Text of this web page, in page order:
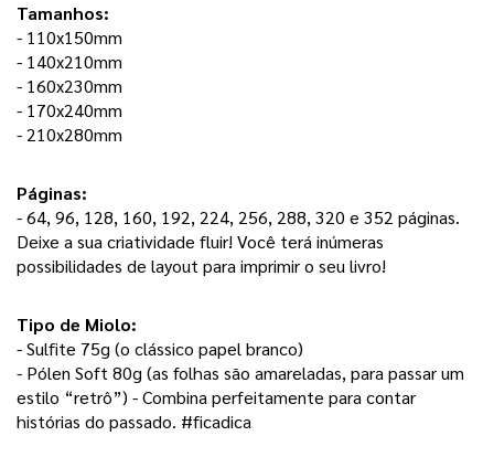
Tamanhos:
- 110x150mm
- 140x210mm
- 160x230mm
- 170x240mm
- 210x280mm
Páginas:
Deixe a sua criatividade fluir! Você terá inúmeras
possibilidades de layout para imprimir o seu livro!
Tipo de Miolo:
- Sulfite 75g (o clássico papel branco)
- Pólen Soft 80g (as folhas são amareladas, para passar um
estilo “retrô”) - Combina perfeitamente para contar
histórias do passado. #ficadica